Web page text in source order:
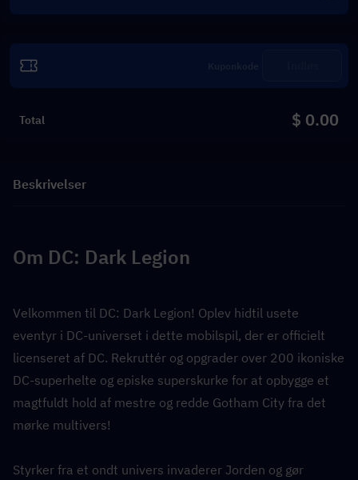
Total $ 0.00
Beskrivelser
Om DC: Dark Legion
Velkommen til DC: Dark Legion! Oplev hidtil usete
eventyr i DC-universet i dette mobilspil, der er officielt
licenseret af DC. Rekruttér og opgrader over 200 ikoniske
DC-superhelte og episke superskurke for at opbygge et
magtfuldt hold af mestre og redde Gotham City fra det
mørke multivers!
Styrker fra et ondt univers invaderer Jorden og gør